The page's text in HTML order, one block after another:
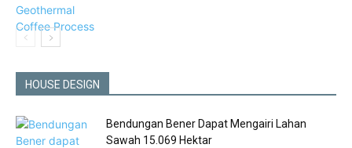
HOUSE DESIGN
Bendungan Bener Dapat Mengairi Lahan
Sawah 15.069 Hektar